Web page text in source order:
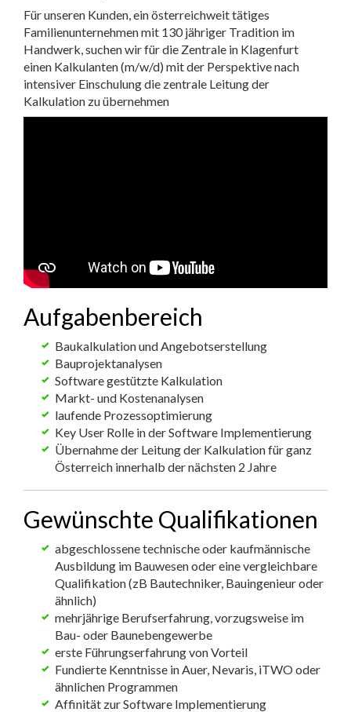
Für unseren Kunden, ein österreichweit tätiges
Familienunternehmen mit 130 jähriger Tradition im
Handwerk, suchen wir für die Zentrale in Klagenfurt
einen Kalkulanten (m/w/d) mit der Perspektive nach
intensiver Einschulung die zentrale Leitung der
Kalkulation zu übernehmen
Aufgabenbereich
Baukalkulation und Angebotserstellung
Bauprojektanalysen
Software gestützte Kalkulation
Markt- und Kostenanalysen
laufende Prozessoptimierung
Key User Rolle in der Software Implementierung
Übernahme der Leitung der Kalkulation für ganz
Österreich innerhalb der nächsten 2 Jahre
Gewünschte Qualifikationen
abgeschlossene technische oder kaufmännische
Ausbildung im Bauwesen oder eine vergleichbare
Qualifikation (zB Bautechniker, Bauingenieur oder
ähnlich)
mehrjährige Berufserfahrung, vorzugsweise im
Bau- oder Baunebengewerbe
erste Führungserfahrung von Vorteil
Fundierte Kenntnisse in Auer, Nevaris, iTWO oder
ähnlichen Programmen
Affinität zur Software Implementierung